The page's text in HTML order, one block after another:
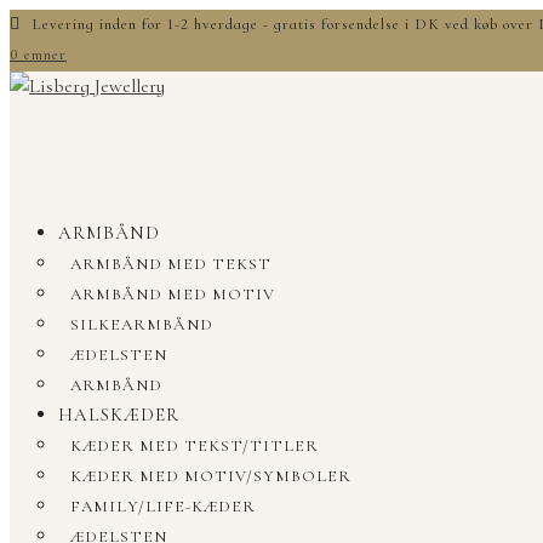
Levering inden for 1-2 hverdage - gratis forsendelse i DK ved køb
0 emner
ARMBÅND
ARMBÅND MED TEKST
ARMBÅND MED MOTIV
SILKEARMBÅND
ÆDELSTEN
ARMBÅND
HALSKÆDER
KÆDER MED TEKST/TITLER
KÆDER MED MOTIV/SYMBOLER
FAMILY/LIFE-KÆDER
ÆDELSTEN